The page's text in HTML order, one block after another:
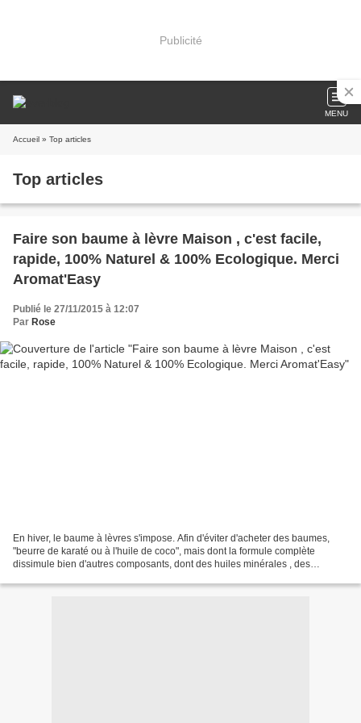
Publicité
MENU
Accueil » Top articles
Top articles
Faire son baume à lèvre Maison , c'est facile,
rapide, 100% Naturel & 100% Ecologique. Merci
Aromat'Easy
Publié le 27/11/2015 à 12:07
Par Rose
En hiver, le baume à lèvres s'impose. Afin d'éviter d'acheter des baumes,
"beurre de karaté ou à l'huile de coco", mais dont la formule complète
dissimule bien d'autres composants, dont des huiles minérales , des